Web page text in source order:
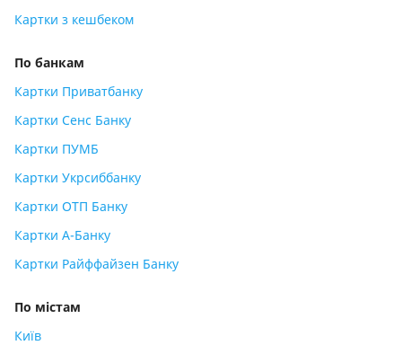
Картки з кешбеком
По банкам
Картки Приватбанку
Картки Сенс Банку
Картки ПУМБ
Картки Укрсиббанку
Картки ОТП Банку
Картки А-Банку
Картки Райффайзен Банку
По містам
Київ